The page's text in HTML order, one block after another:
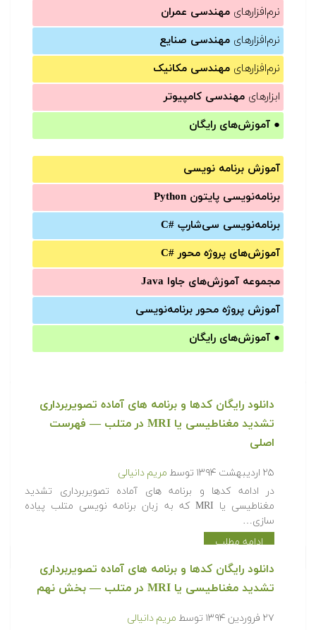
نرم‌افزارهای مهندسی عمران
نرم‌افزارهای مهندسی صنایع
نرم‌افزارهای مهندسی مکانیک
ابزارهای مهندسی کامپیوتر
● آموزش‌های رایگان
آموزش برنامه نویسی
برنامه‌نویسی پایتون Python
برنامه‌‌نویسی سی‌شارپ C#‎
آموزش‌های پروژه محور #C
مجموعه آموزش‌های جاوا Java
آموزش‌ پروژه محور برنامه‌نویسی
● آموزش‌های رایگان
دانلود رایگان کدها و برنامه های آماده تصویربرداری
تشدید مغناطیسی یا MRI در متلب‬‬ — فهرست
اصلی
۲۵ اردیبهشت ۱۳۹۴ توسط مریم دانیالی
‫در ادامه کدها و برنامه های آماده تصویربرداری تشدید
مغناطیسی یا MRI که به زبان برنامه نویسی متلب پیاده
سازی…
ادامه مطلب
دانلود رایگان کدها و برنامه های آماده تصویربرداری
تشدید مغناطیسی یا MRI در متلب‬‬ — بخش نهم
۲۷ فروردین ۱۳۹۴ توسط مریم دانیالی